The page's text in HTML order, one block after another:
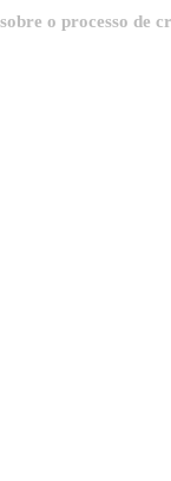
de criação